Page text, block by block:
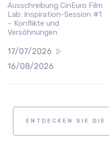
Ausschreibung CinEuro Film
Lab: Inspiration-Session #1
– Konflikte und
Versöhnungen
17/07/2026
16/08/2026
ENTDECKEN SIE DIE